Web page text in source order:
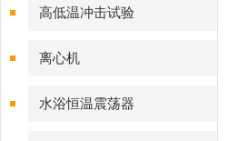
高低温冲击试验
离心机
水浴恒温震荡器